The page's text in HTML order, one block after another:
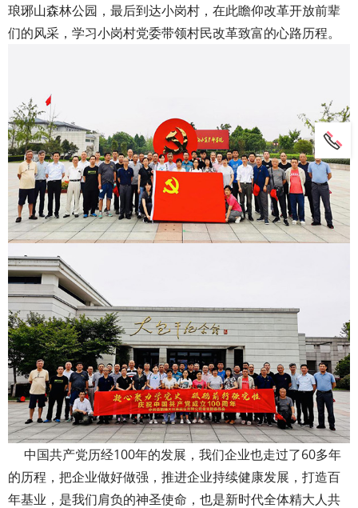
琅琊山森林公园，最后到达小岗村，在此瞻仰改革开放前辈
们的风采，学习小岗村党委带领村民改革致富的心路历程。
中国共产党历经100年的发展，我们企业也走过了60多年
的历程，把企业做好做强，推进企业持续健康发展，打造百
年基业，是我们肩负的神圣使命，也是新时代全体精大人共